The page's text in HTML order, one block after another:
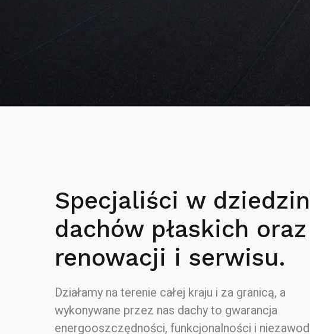
Specjaliści w
dachów płaskich oraz
renowacji i serwisu.
Działamy na terenie całej kraju i za granicą, a
wykonywane przez nas dachy to gwarancja
energooszczędności, funkcjonalności i